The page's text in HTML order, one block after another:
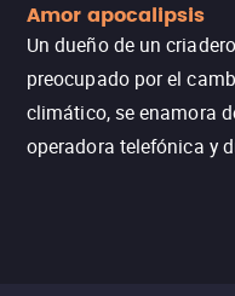
Amor apocalipsis
Un dueño de un
preocupado por el
climático, se enamora
operadora telefónica y